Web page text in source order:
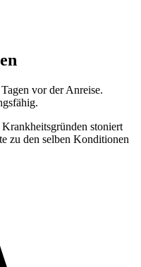
vor der Anreise.
stoniert
zu den selben Konditionen